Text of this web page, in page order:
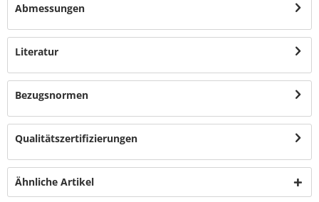
Abmessungen
Literatur
Bezugsnormen
Qualitätszertifizierungen
Ähnliche Artikel